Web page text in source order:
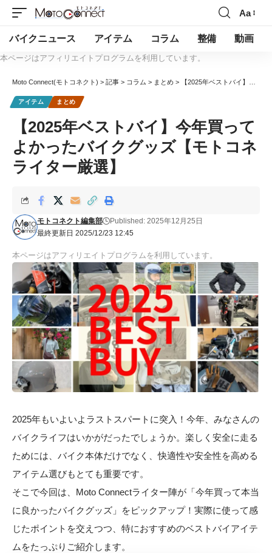
Aa
バイクニュース アイテム コラム 整備 動画
本ページはアフィリエイトプログラムを利用しています。
Moto Connect(モトコネクト) > 記事 > コラム > まとめ > 【2025年ベストバイ】今年買ってよかったバイクグッズ【モトコネライター厳選】
アイテム まとめ
【2025年ベストバイ】今年買って
よかったバイクグッズ【モトコネ
ライター厳選】
最終更新日 2025/12/23 12:45
モトコネクト編集部 Published: 2025年12月25日
本ページはアフィリエイトプログラムを利用しています。
2025年もいよいよラストスパートに突入！今年、みなさんの
バイクライフはいかがだったでしょうか。楽しく安全に走る
ためには、バイク本体だけでなく、快適性や安全性を高める
アイテム選びもとても重要です。
そこで今回は、Moto Connectライター陣が「今年買って本当
に良かったバイクグッズ」をピックアップ！実際に使って感
じたポイントを交えつつ、特におすすめのベストバイアイテ
ムをたっぷりご紹介します。